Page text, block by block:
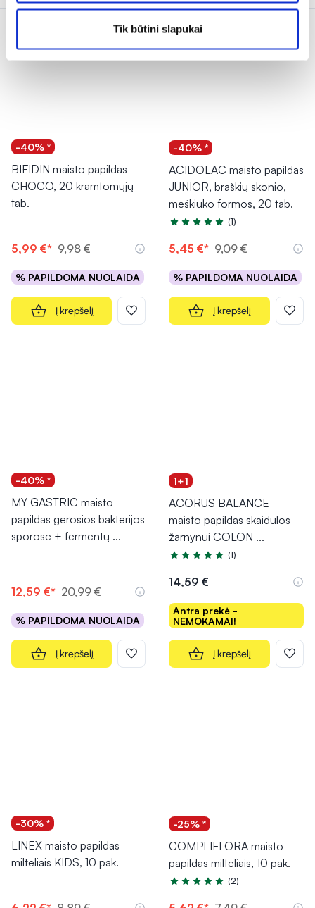
Tik būtini slapukai
-40% *
BIFIDIN maisto papildas
CHOCO, 20 kramtomųjų
tab.
5,99 €* 9,98 €
% PAPILDOMA NUOLAIDA
Į krepšelį
-40% *
ACIDOLAC maisto papildas
JUNIOR, braškių skonio,
meškiuko formos, 20 tab.
Įvertinimas 5.0 iš 5
(1)
5,45 €* 9,09 €
% PAPILDOMA NUOLAIDA
Į krepšelį
-40% *
MY GASTRIC maisto
papildas gerosios bakterijos
sporose + fermentų ...
12,59 €* 20,99 €
% PAPILDOMA NUOLAIDA
Į krepšelį
1+1
ACORUS BALANCE
maisto papildas skaidulos
žarnynui COLON ...
Įvertinimas 5.0 iš 5
(1)
14,59 €
Antra prekė -
NEMOKAMAI!
Į krepšelį
-30% *
LINEX maisto papildas
milteliais KIDS, 10 pak.
-25% *
COMPLIFLORA maisto
papildas milteliais, 10 pak.
Įvertinimas 5.0 iš 5
(2)